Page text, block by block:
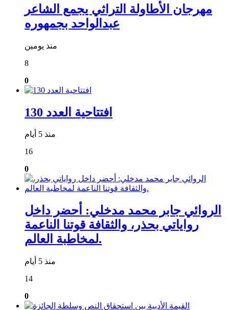
مهرجان الأطاولة التراثي يجمع الشاعر
عبدالواحد بجمهوره
منذ يومين
8
0
افتتاحية العدد 130
منذ 5 أيام
16
0
الروائي جابر محمد مدخلي: أحضر داخل
رواياتي بحذر، والثقافة قوتنا الناعمة
لمخاطبة العالم.
منذ 5 أيام
14
0